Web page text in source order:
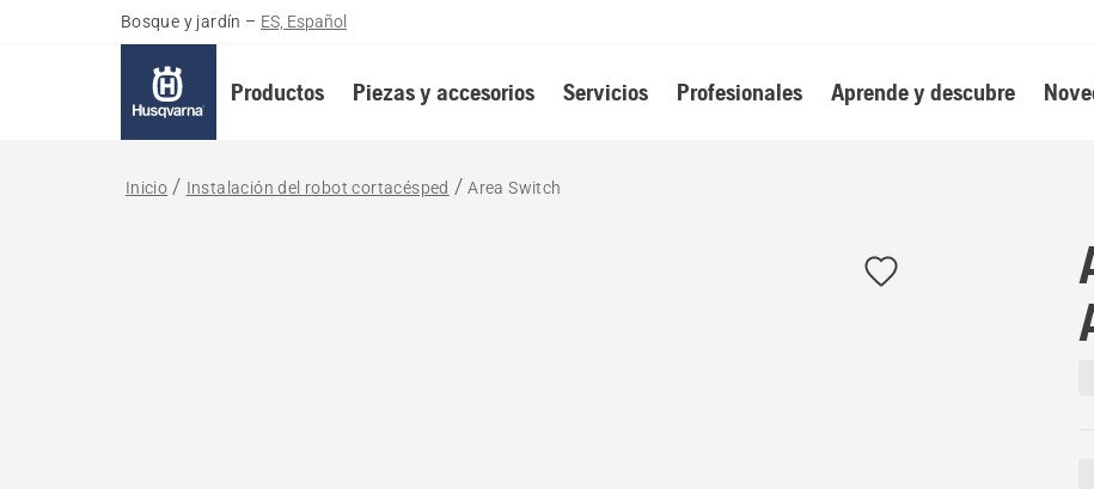
Bosque y jardín – ES, Español
Productos Piezas y accesorios Servicios Profesionales Aprende y descubre
Inicio Instalación del robot cortacésped Area Switch